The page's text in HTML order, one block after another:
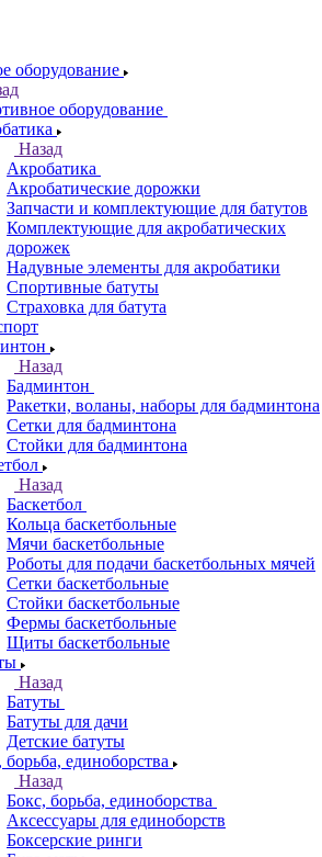
оборудование
оборудование
Назад
Акробатика
Акробатические дорожки
Запчасти и комплектующие для батутов
Комплектующие для акробатических
дорожек
Надувные элементы для акробатики
Спортивные батуты
Страховка для батута
Назад
Бадминтон
Ракетки, воланы, наборы для бадминтона
Сетки для бадминтона
Стойки для бадминтона
Назад
Баскетбол
Кольца баскетбольные
Мячи баскетбольные
Роботы для подачи баскетбольных мячей
Сетки баскетбольные
Стойки баскетбольные
Фермы баскетбольные
Щиты баскетбольные
Назад
Батуты
Батуты для дачи
Детские батуты
борьба, единоборства
Назад
Бокс, борьба, единоборства
Аксессуары для единоборств
Боксерские ринги